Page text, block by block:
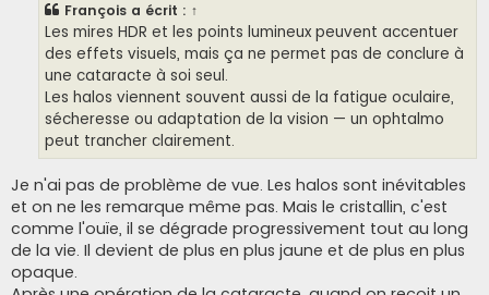
François a écrit : ↑
Les mires HDR et les points lumineux peuvent accentuer
des effets visuels, mais ça ne permet pas de conclure à
une cataracte à soi seul.
Les halos viennent souvent aussi de la fatigue oculaire,
sécheresse ou adaptation de la vision — un ophtalmo
peut trancher clairement.
Je n'ai pas de problème de vue. Les halos sont inévitables
et on ne les remarque même pas. Mais le cristallin, c'est
comme l'ouïe, il se dégrade progressivement tout au long
de la vie. Il devient de plus en plus jaune et de plus en plus
opaque.